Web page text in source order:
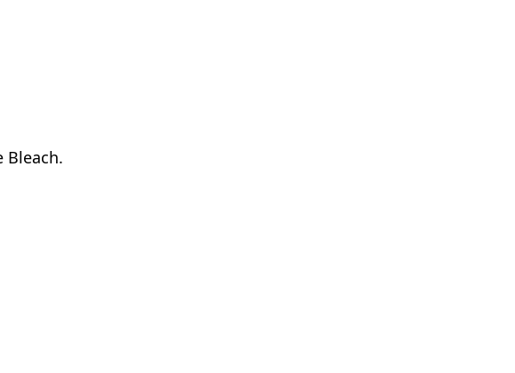
Bleach.